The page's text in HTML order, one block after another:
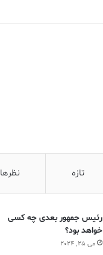
تازه نظرها
رئیس جمهور بعدی چه کسی
خواهد بود؟
می 25, 2024